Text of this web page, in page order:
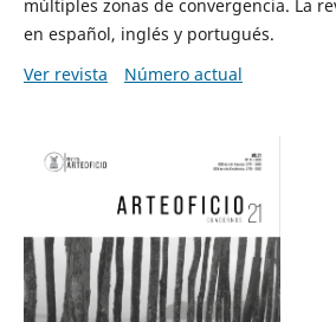
múltiples zonas de convergencia. La
en español, inglés y portugués.
Ver revista
Número actual